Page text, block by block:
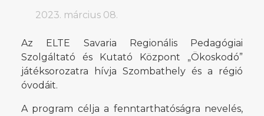
2023. március 08.
Az ELTE Savaria Regionális Pedagógiai
Szolgáltató és Kutató Központ „Ökoskodó”
játéksorozatra hívja Szombathely és a régió
óvodáit.
A program célja a fenntarthatóságra nevelés,